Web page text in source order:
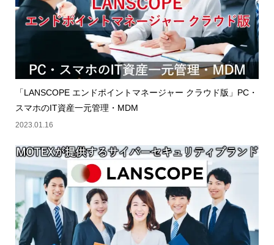
「LANSCOPE エンドポイントマネージャー クラウド版」PC・
スマホのIT資産一元管理・MDM
2023.01.16